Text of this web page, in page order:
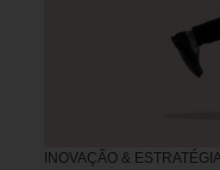
INOVAÇÃO &